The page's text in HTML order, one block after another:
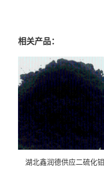
相关产品：
湖北鑫润德供应二硫化钼